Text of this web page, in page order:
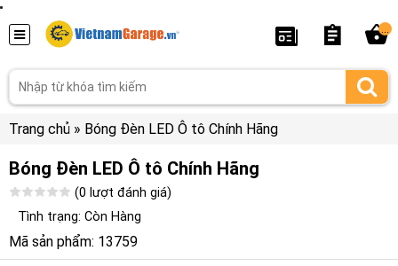
Trang chủ » Bóng Đèn LED Ô tô Chính Hãng
Bóng Đèn LED Ô tô Chính Hãng
(0 lượt đánh giá)
Tình trạng: Còn Hàng
Mã sản phẩm: 13759